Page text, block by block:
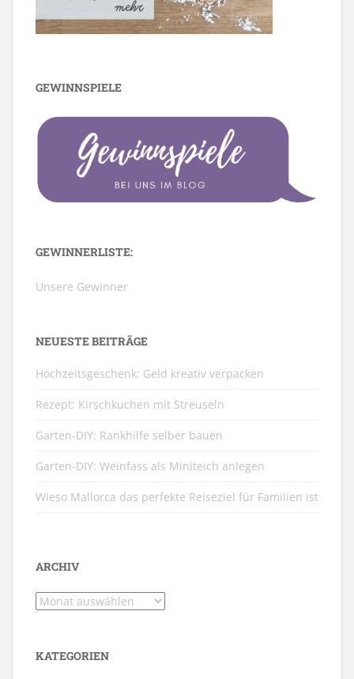
GEWINNSPIELE
GEWINNERLISTE:
Unsere Gewinner
NEUESTE BEITRÄGE
Hochzeitsgeschenk: Geld kreativ verpacken
Rezept: Kirschkuchen mit Streuseln
Garten-DIY: Rankhilfe selber bauen
Garten-DIY: Weinfass als Miniteich anlegen
Wieso Mallorca das perfekte Reiseziel für Familien ist
ARCHIV
Archiv
KATEGORIEN